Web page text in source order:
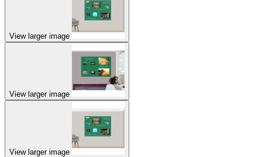
View larger image
View larger image
View larger image